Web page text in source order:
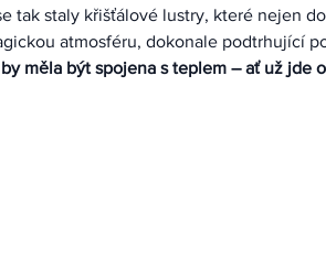
tak staly křišťálové lustry, které nejen
atmosféru, dokonale podtrhující
měla být spojena s teplem – ať už jde